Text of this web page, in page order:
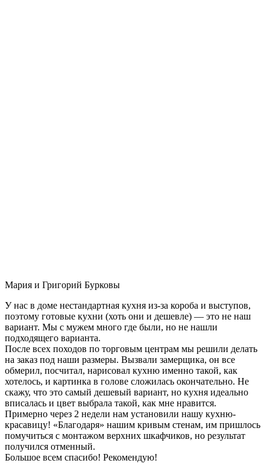
Мария и Григорий Бурковы
У нас в доме нестандартная кухня из-за короба и выступов,
поэтому готовые кухни (хоть они и дешевле) — это не наш
вариант. Мы с мужем много где были, но не нашли
подходящего варианта.
После всех походов по торговым центрам мы решили делать
на заказ под наши размеры. Вызвали замерщика, он все
обмерил, посчитал, нарисовал кухню именно такой, как
хотелось, и картинка в голове сложилась окончательно. Не
скажу, что это самый дешевый вариант, но кухня идеально
вписалась и цвет выбрала такой, как мне нравится.
Примерно через 2 недели нам установили нашу кухню-
красавицу! «Благодаря» нашим кривым стенам, им пришлось
помучиться с монтажом верхних шкафчиков, но результат
получился отменный.
Большое всем спасибо! Рекомендую!